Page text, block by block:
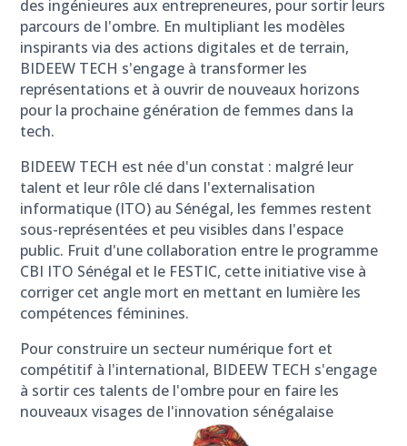
des ingénieures aux entrepreneures, pour sortir leurs
parcours de l'ombre. En multipliant les modèles
inspirants via des actions digitales et de terrain,
BIDEEW TECH s'engage à transformer les
représentations et à ouvrir de nouveaux horizons
pour la prochaine génération de femmes dans la
tech.
BIDEEW TECH est née d'un constat : malgré leur
talent et leur rôle clé dans l'externalisation
informatique (ITO) au Sénégal, les femmes restent
sous-représentées et peu visibles dans l'espace
public. Fruit d'une collaboration entre le programme
CBI ITO Sénégal et le FESTIC, cette initiative vise à
corriger cet angle mort en mettant en lumière les
compétences féminines.
Pour construire un secteur numérique fort et
compétitif à l'international, BIDEEW TECH s'engage
à sortir ces talents de l'ombre pour en faire les
nouveaux visages de l'innovation sénégalaise